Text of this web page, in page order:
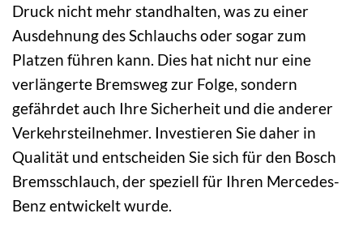
Druck nicht mehr standhalten, was zu einer
Ausdehnung des Schlauchs oder sogar zum
Platzen führen kann. Dies hat nicht nur eine
verlängerte Bremsweg zur Folge, sondern
gefährdet auch Ihre Sicherheit und die anderer
Verkehrsteilnehmer. Investieren Sie daher in
Qualität und entscheiden Sie sich für den Bosch
Bremsschlauch, der speziell für Ihren Mercedes-
Benz entwickelt wurde.